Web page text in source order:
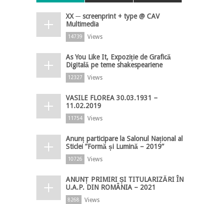
XX ─ screenprint + type @ CAV
Multimedia
14739 Views
As You Like It, Expoziție de Grafică
Digitală pe teme shakespeariene
12327 Views
VASILE FLOREA 30.03.1931 –
11.02.2019
11754 Views
Anunț participare la Salonul Național al
Sticlei ”Formă și Lumină – 2019”
10726 Views
ANUNȚ PRIMIRI ȘI TITULARIZĂRI ÎN
U.A.P. DIN ROMÂNIA – 2021
8268 Views